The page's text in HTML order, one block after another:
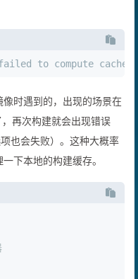
to compute cache
时遇到的，出现的场景在
再次构建就会出现错误
也会失败）。这种大概率
下本地的构建缓存。